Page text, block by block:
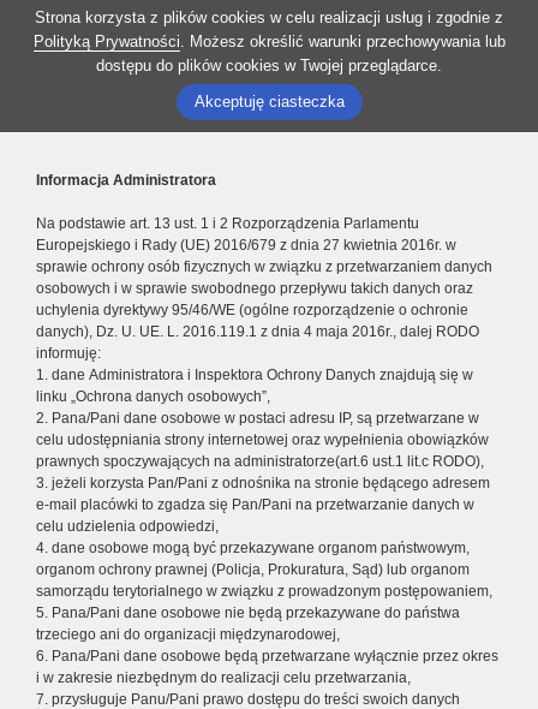
Strona korzysta z plików cookies w celu realizacji usług i zgodnie z
Polityką Prywatności. Możesz określić warunki przechowywania lub
dostępu do plików cookies w Twojej przeglądarce.
Akceptuję ciasteczka
Informacja Administratora
Na podstawie art. 13 ust. 1 i 2 Rozporządzenia Parlamentu
Europejskiego i Rady (UE) 2016/679 z dnia 27 kwietnia 2016r. w
sprawie ochrony osób fizycznych w związku z przetwarzaniem danych
osobowych i w sprawie swobodnego przepływu takich danych oraz
uchylenia dyrektywy 95/46/WE (ogólne rozporządzenie o ochronie
danych), Dz. U. UE. L. 2016.119.1 z dnia 4 maja 2016r., dalej RODO
informuję:
1. dane Administratora i Inspektora Ochrony Danych znajdują się w
linku „Ochrona danych osobowych”,
2. Pana/Pani dane osobowe w postaci adresu IP, są przetwarzane w
celu udostępniania strony internetowej oraz wypełnienia obowiązków
prawnych spoczywających na administratorze(art.6 ust.1 lit.c RODO),
3. jeżeli korzysta Pan/Pani z odnośnika na stronie będącego adresem
e-mail placówki to zgadza się Pan/Pani na przetwarzanie danych w
celu udzielenia odpowiedzi,
4. dane osobowe mogą być przekazywane organom państwowym,
organom ochrony prawnej (Policja, Prokuratura, Sąd) lub organom
samorządu terytorialnego w związku z prowadzonym postępowaniem,
5. Pana/Pani dane osobowe nie będą przekazywane do państwa
trzeciego ani do organizacji międzynarodowej,
6. Pana/Pani dane osobowe będą przetwarzane wyłącznie przez okres
i w zakresie niezbędnym do realizacji celu przetwarzania,
7. przysługuje Panu/Pani prawo dostępu do treści swoich danych